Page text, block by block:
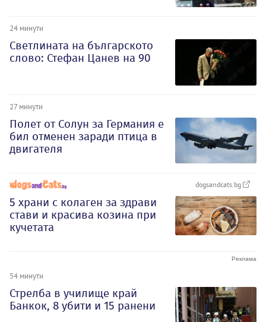
24 минути
Светлината на българското
слово: Стефан Цанев на 90
27 минути
Полет от Солун за Германия е
бил отменен заради птица в
двигателя
dogsandcats.bg
5 храни с колаген за здрави
стави и красива козина при
кучетата
54 минути
Стрелба в училище край
Банкок, 8 убити и 15 ранени